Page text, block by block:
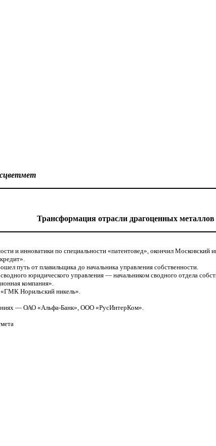
Трансформация отрасли драгоценных металлов
и инноватики по специальности «патентовед», окончил Московский
путь от плавильщика до начальника управления собственности.
юридического управления — начальником сводного отдела
компания».
Норильский никель».
— ОАО «Альфа-Банк», ООО «РусИнтерКом».